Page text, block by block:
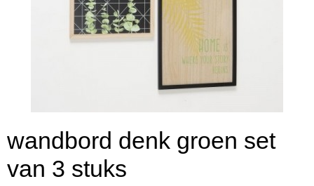
wandbord denk groen set
van 3 stuks